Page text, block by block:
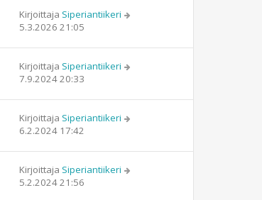
Kirjoittaja Siperiantiikeri
5.3.2026 21:05
Kirjoittaja Siperiantiikeri
7.9.2024 20:33
Kirjoittaja Siperiantiikeri
6.2.2024 17:42
Kirjoittaja Siperiantiikeri
5.2.2024 21:56